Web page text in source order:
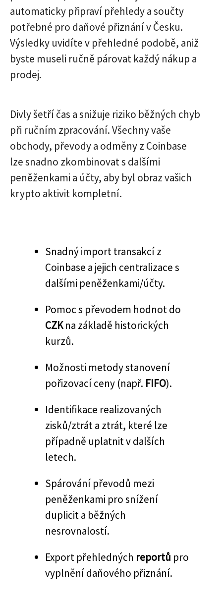
automaticky připraví přehledy a součty
potřebné pro daňové přiznání v Česku.
Výsledky uvidíte v přehledné podobě, aniž
byste museli ručně párovat každý nákup a
prodej.
Divly šetří čas a snižuje riziko běžných chyb
při ručním zpracování. Všechny vaše
obchody, převody a odměny z Coinbase
lze snadno zkombinovat s dalšími
peněženkami a účty, aby byl obraz vašich
krypto aktivit kompletní.
Snadný import transakcí z
Coinbase a jejich centralizace s
dalšími peněženkami/účty.
Pomoc s převodem hodnot do
CZKna základě historických
kurzů.
Možnosti metody stanovení
pořizovací ceny (např. FIFO).
Identifikace realizovaných
zisků/ztrát a ztrát, které lze
případně uplatnit v dalších
letech.
Spárování převodů mezi
peněženkami pro snížení
duplicit a běžných
nesrovnalostí.
Export přehledných reportů pro
vyplnění daňového přiznání.